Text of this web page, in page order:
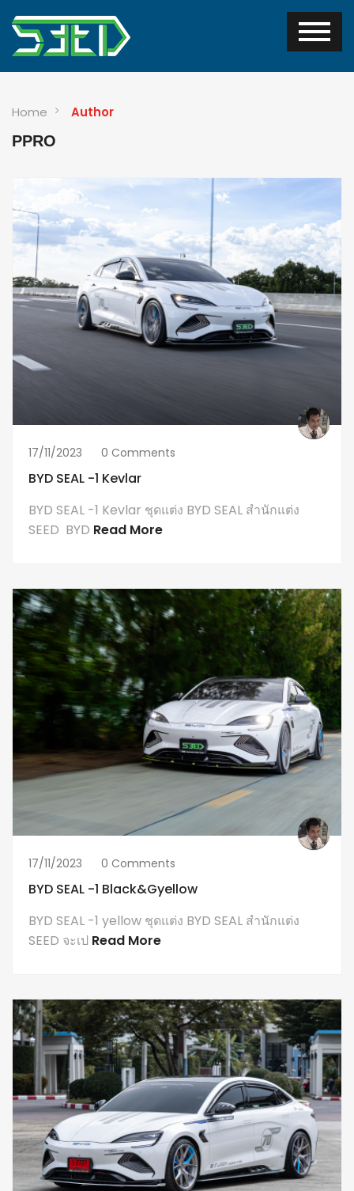
Home Author
PPRO
17/11/2023 0 Comments
BYD SEAL -1 Kevlar
BYD SEAL -1 Kevlar ชุดแต่ง BYD SEAL สำนักแต่ง
SEED BYD Read More
17/11/2023 0 Comments
BYD SEAL -1 Black&gyellow
BYD SEAL -1 yellow ชุดแต่ง BYD SEAL สำนักแต่ง
SEED จะเป Read More